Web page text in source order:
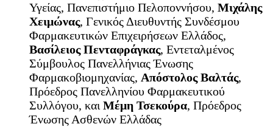
Υγείας, Πανεπιστήμιο Πελοποννήσου, Μιχάλης
Χειμώνας, Γενικός Διευθυντής Συνδέσμου
Φαρμακευτικών Επιχειρήσεων Ελλάδος,
Βασίλειος Πενταφράγκας, Εντεταλμένος
Σύμβουλος Πανελλήνιας Ένωσης
Φαρμακοβιομηχανίας, Απόστολος Βαλτάς,
Πρόεδρος Πανελληνίου Φαρμακευτικού
Συλλόγου, και Μέμη Τσεκούρα, Πρόεδρος
Ένωσης Ασθενών Ελλάδας